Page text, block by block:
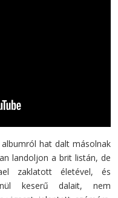
hat dalt másolnak
landoljon a brit listán, de
zaklatott életével, és
keserű dalait, nem